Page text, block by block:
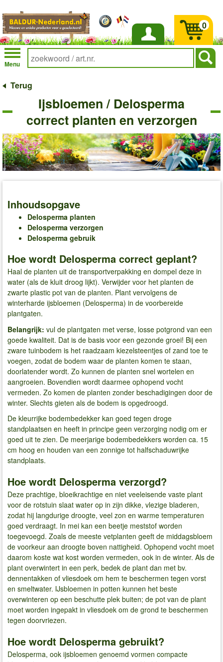
Inloggen
Menu
0
Terug
Ijsbloemen / Delosperma
correct planten en verzorgen
Inhoudsopgave
Delosperma planten
Delosperma verzorgen
Delosperma gebruik
Hoe wordt Delosperma correct geplant?
Haal de planten uit de transportverpakking en dompel deze in
water (als de kluit droog lijkt). Verwijder voor het planten de
zwarte plastic pot van de planten. Plant vervolgens de
winterharde ijsbloemen (Delosperma) in de voorbereide
plantgaten.
Belangrijk: vul de plantgaten met verse, losse potgrond van een
goede kwaliteit. Dat is de basis voor een gezonde groei! Bij een
zware tuinbodem is het raadzaam kiezelsteentjes of zand toe te
voegen, zodat de bodem waar de planten komen te staan,
doorlatender wordt. Zo kunnen de planten snel wortelen en
aangroeien. Bovendien wordt daarmee ophopend vocht
vermeden. Zo komen de planten zonder beschadigingen door de
winter. Slechts gieten als de bodem is opgedroogd.
De kleurrijke bodembedekker kan goed tegen droge
standplaatsen en heeft in principe geen verzorging nodig om er
goed uit te zien. De meerjarige bodembedekkers worden ca. 15
cm hoog en houden van een zonnige tot halfschaduwrijke
standplaats.
Hoe wordt Delosperma verzorgd?
Deze prachtige, bloeikrachtige en niet veeleisende vaste plant
voor de rotstuin slaat water op in zijn dikke, vlezige bladeren,
zodat hij langdurige droogte, veel zon en warme temperaturen
goed verdraagt. In mei kan een beetje meststof worden
toegevoegd. Zoals de meeste vetplanten geeft de middagsbloem
de voorkeur aan droogte boven nattigheid. Ophopend vocht moet
daarom koste wat kost worden vermeden, ook in de winter. Als de
plant overwintert in een perk, bedek de plant dan met bv.
dennentakken of vliesdoek om hem te beschermen tegen vorst
en smeltwater. IJsbloemen in potten kunnen het beste
overwinteren op een beschutte plek buiten; de pot van de plant
moet worden ingepakt in vliesdoek om de grond te beschermen
tegen doorvriezen.
Hoe wordt Delosperma gebruikt?
Delosperma, ook ijsbloemen genoemd vormen compacte